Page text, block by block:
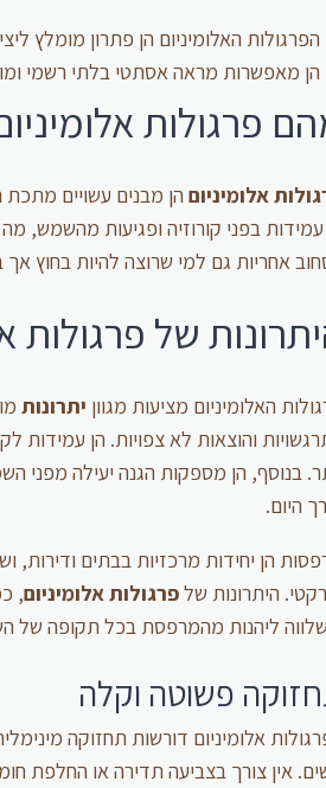
הפרגולות האלומיניום הן פתרון מומלץ
הן מאפשרות מראה אסתטי בלתי רשמי
פרגולות
אלומיניוםהן מבנים עשויים מתכת
עמידות בפני קורוזיה ופגיעות מהשמש,
אחריות גם למי שרוצה להיות בחוץ אך
של פרגולות
האלומיניום מציעות מגוון יתרונות
והוצאות לא צפויות. הן עמידות
בנוסף, הן מספקות הגנה יעילה
היום.
הן יחידות מרכזיות בבתים
היתרונות שלפרגולות אלומיניום,
ליהנות מהמרפסת בכל תקופה של
פשוטה וקלה
אלומיניום דורשות תחזוקה
אין צורך בצביעה תדירה או החלפת